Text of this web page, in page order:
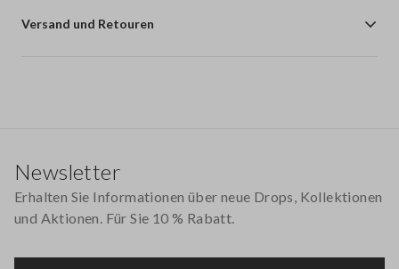
Versand und Retouren
Newsletter
Erhalten Sie Informationen über neue Drops, Kollektionen
und Aktionen. Für Sie 10 % Rabatt.